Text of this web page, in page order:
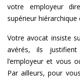
votre employeur
supérieur hiérarchique
Votre avocat insiste
avérés, ils
l’employeur et vous
Par ailleurs, pour